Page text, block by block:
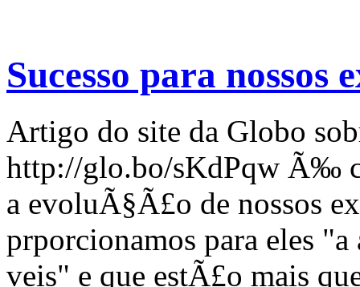
Sucesso para nossos
Artigo do site da Globo
http://glo.bo/sKdPqw Ã‰
a evoluÃ§Ã£o de nossos
prporcionamos para eles
veis" e que estÃ£o mais